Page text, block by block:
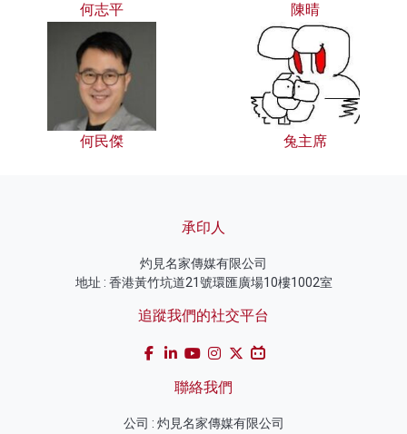
何志平 陳晴
何民傑 兔主席
承印人
灼見名家傳媒有限公司
地址 : 香港黃竹坑道21號環匯廣場10樓1002室
追蹤我們的社交平台
聯絡我們
公司 : 灼見名家傳媒有限公司